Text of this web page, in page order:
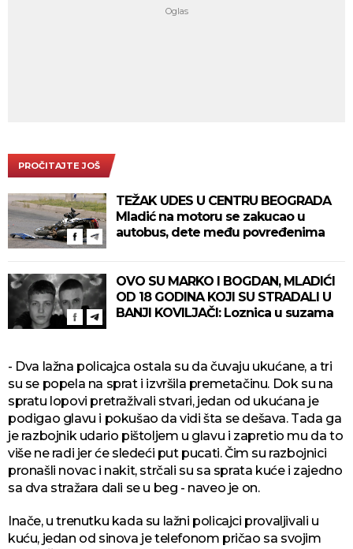
PROČITAJTE JOŠ
TEŽAK UDES U CENTRU BEOGRADA
Mladić na motoru se zakucao u
autobus, dete među povređenima
OVO SU MARKO I BOGDAN, MLADIĆI
OD 18 GODINA KOJI SU STRADALI U
BANJI KOVILJAČI: Loznica u suzama
- Dva lažna policajca ostala su da čuvaju ukućane, a tri
su se popela na sprat i izvršila premetačinu. Dok su na
spratu lopovi pretraživali stvari, jedan od ukućana je
podigao glavu i pokušao da vidi šta se dešava. Tada ga
je razbojnik udario pištoljem u glavu i zapretio mu da to
više ne radi jer će sledeći put pucati. Čim su razbojnici
pronašli novac i nakit, strčali su sa sprata kuće i zajedno
sa dva stražara dali se u beg - naveo je on.
Inače, u trenutku kada su lažni policajci provaljivali u
kuću, jedan od sinova je telefonom pričao sa svojim